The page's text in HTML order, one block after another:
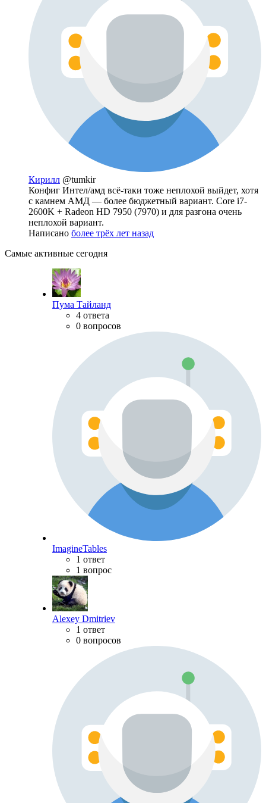
Кирилл @tumkir
Конфиг Интел/амд всё-таки тоже неплохой выйдет, хотя
с камнем АМД — более бюджетный вариант. Core i7-
2600K + Radeon HD 7950 (7970) и для разгона очень
неплохой вариант.
Написано более трёх лет назад
Самые активные сегодня
Пума Тайланд
4 ответа
0 вопросов
ImagineTables
1 ответ
1 вопрос
Alexey Dmitriev
1 ответ
0 вопросов